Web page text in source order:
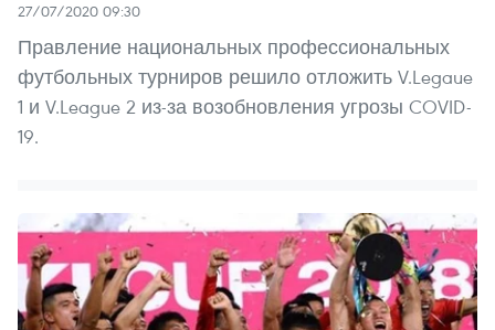
27/07/2020 09:30
Правление национальных профессиональных
футбольных турниров решило отложить V.Legaue
1 и V.League 2 из-за возобновления угрозы COVID-
19.